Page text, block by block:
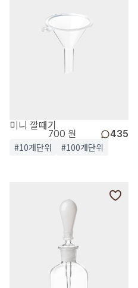
미니 깔때기
700 원 435
#10개단위 #100개단위